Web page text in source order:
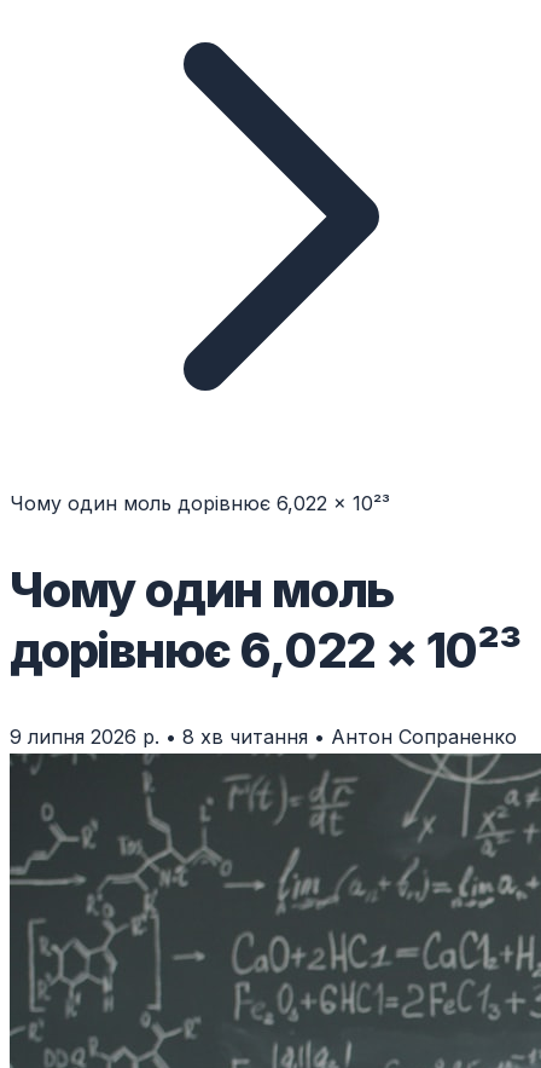
Чому один моль дорівнює 6,022 × 10²³
Чому один моль
дорівнює 6,022 × 10²³
9 липня 2026 р. • 8 хв читання • Антон Сопраненко